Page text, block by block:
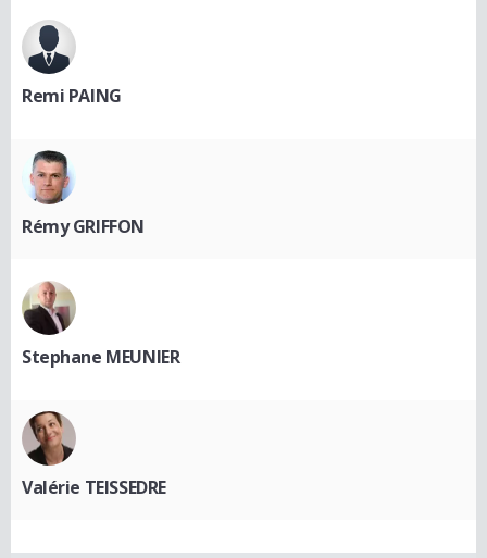
Remi PAING
Rémy GRIFFON
Stephane MEUNIER
Valérie TEISSEDRE